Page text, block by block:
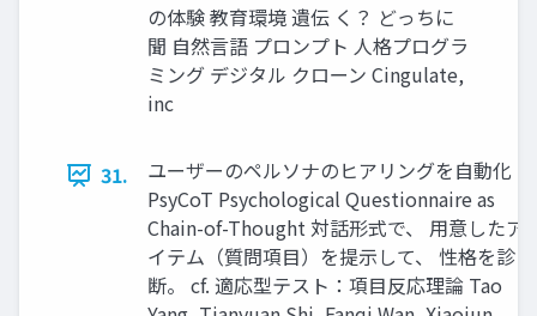
の体験 教育環境 遺伝 く？ どっちに
聞 自然言語 プロンプト 人格プログラ
ミング デジタル クローン Cingulate,
inc
31.
ユーザーのペルソナのヒアリングを自動化｜
PsyCoT Psychological Questionnaire as
Chain-of-Thought 対話形式で、 用意したア
イテム（質問項目）を提示して、 性格を診
断。 cf. 適応型テスト：項目反応理論 Tao